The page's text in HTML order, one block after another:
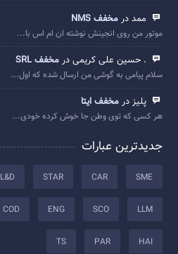
ممد در مخفف NMS
موتور من روی انجینش نوشته ان ام اس با...
. حسین علی کریمی در مخفف SRL
سلام پیامی به گوشی من ارسال شده که اول...
پلیز در مخفف ایتا
هر کسی که توی وطن جا خوش کرده خودی...
جدیدترین عبارات
SME
CAR
STAR
L&D
LLM
SCO
ENG
COD
HAI
PAR
TS